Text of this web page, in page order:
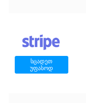
სცადეთ
უფასოდ